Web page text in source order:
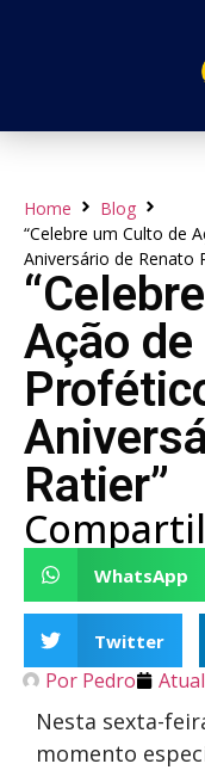
Home
Blog
“Celebre um Culto de
Aniversário de Renato
Ação de
Ratier”
WhatsApp
Twitter
Por Pedro
Nesta sexta-
momento